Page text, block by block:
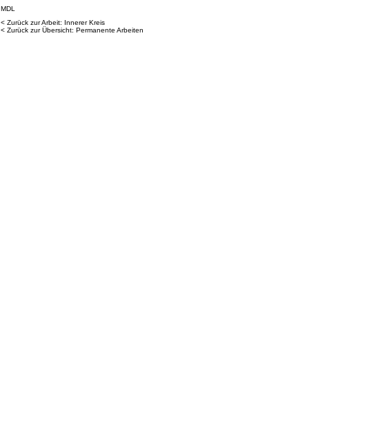
MDL
< Zurück zur Arbeit: Innerer Kreis
< Zurück zur Übersicht: Permanente Arbeiten